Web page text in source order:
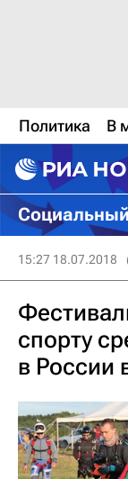
Политика В
15:27 18.07.2018
спорту
в России